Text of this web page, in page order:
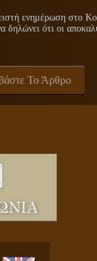
ενημέρωση στο
δηλώνει ότι οι
Το Άρθρο